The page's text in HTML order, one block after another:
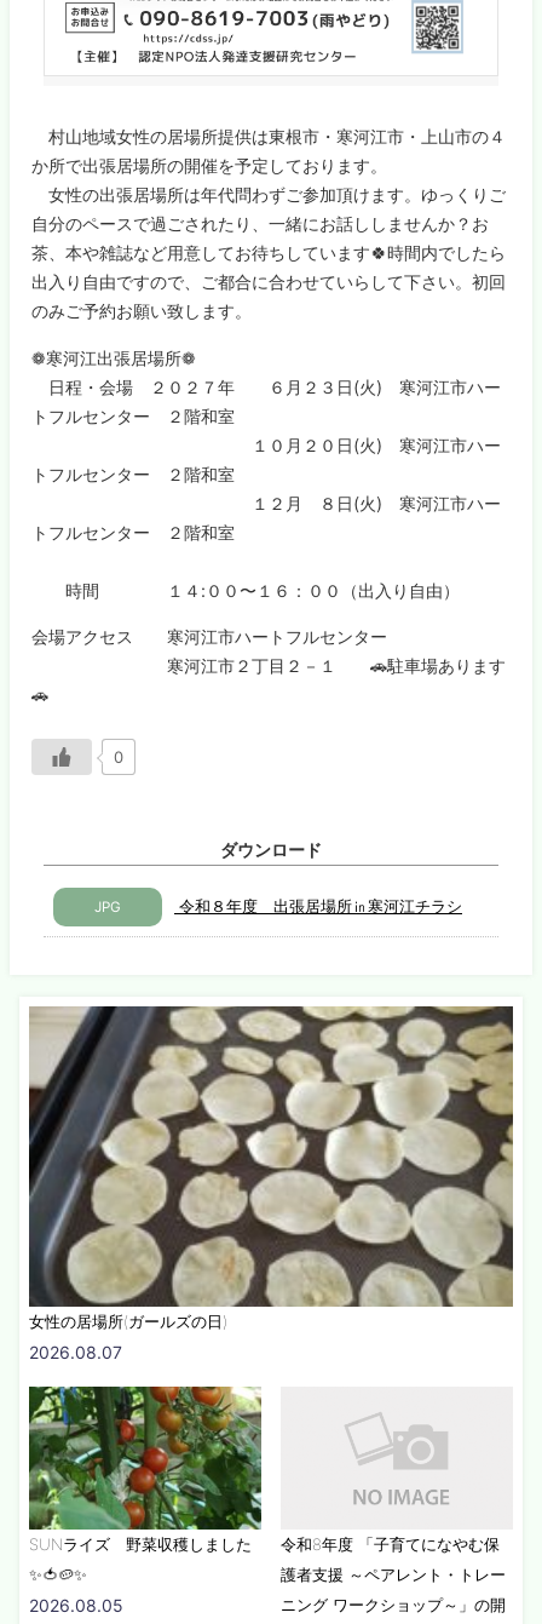
村山地域女性の居場所提供は東根市・寒河江市・上山市の４
か所で出張居場所の開催を予定しております。
女性の出張居場所は年代問わずご参加頂けます。ゆっくりご
自分のペースで過ごされたり、一緒にお話ししませんか？お
茶、本や雑誌など用意してお待ちしています🍀時間内でしたら
出入り自由ですので、ご都合に合わせていらして下さい。初回
のみご予約お願い致します。
❁寒河江出張居場所❁
日程・会場 ２０２７年 ６月２３日(火) 寒河江市ハー
トフルセンター ２階和室
１０月２０日(火) 寒河江市ハー
トフルセンター ２階和室
１２月 ８日(火) 寒河江市ハー
トフルセンター ２階和室
時間 １４:００〜１６：００（出入り自由）
会場アクセス 寒河江市ハートフルセンター
寒河江市２丁目２－１ 🚗駐車場あります
🚗
0
ダウンロード
JPG 令和８年度 出張居場所㏌寒河江チラシ
女性の居場所(ガールズの日)
2026.08.07
SUNライズ 野菜収穫しました
✨🍅🥔✨
2026.08.05
令和8年度 「子育てになやむ保
護者支援 ～ペアレント・トレー
ニング ワークショップ～」の開